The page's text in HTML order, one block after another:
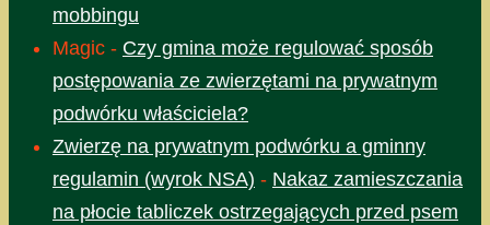
mobbingu
Magic - Czy gmina może regulować sposób
postępowania ze zwierzętami na prywatnym
podwórku właściciela?
Zwierzę na prywatnym podwórku a gminny
regulamin (wyrok NSA) - Nakaz zamieszczania
na płocie tabliczek ostrzegających przed psem